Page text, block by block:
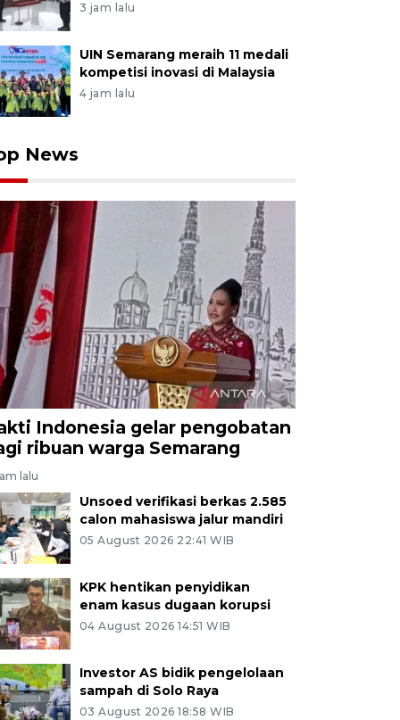
3 jam lalu
UIN Semarang meraih 11 medali
kompetisi inovasi di Malaysia
4 jam lalu
News
Indonesia gelar pengobatan
ribuan warga Semarang
lalu
Unsoed verifikasi berkas 2.585
calon mahasiswa jalur mandiri
05 August 2026 22:41 WIB
KPK hentikan penyidikan
enam kasus dugaan korupsi
04 August 2026 14:51 WIB
Investor AS bidik pengelolaan
sampah di Solo Raya
03 August 2026 18:58 WIB